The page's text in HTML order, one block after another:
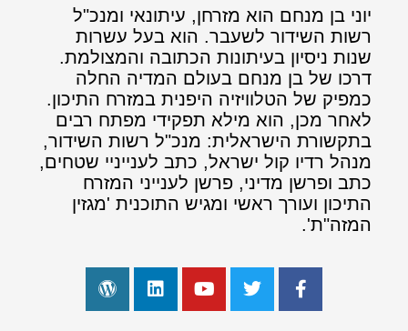
יוני בן מנחם הוא מזרחן, עיתונאי ומנכ"ל
רשות השידור לשעבר. הוא בעל עשרות
שנות ניסיון בעיתונות הכתובה והמצולמת.
דרכו של בן מנחם בעולם המדיה החלה
כמפיק של הטלוויזיה היפנית במזרח התיכון.
לאחר מכן, הוא מילא תפקידי מפתח רבים
בתקשורת הישראלית: מנכ"ל רשות השידור,
מנהל רדיו קול ישראל, כתב לענייניי שטחים,
כתב ופרשן מדיני, פרשן לענייני המזרח
התיכון ועורך ראשי ומגיש התוכנית 'מגזין
המזה"ת'.